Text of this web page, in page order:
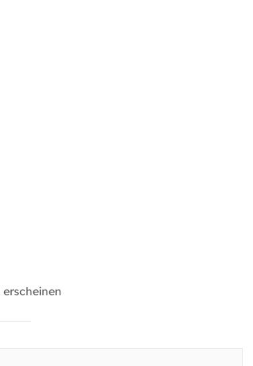
erscheinen